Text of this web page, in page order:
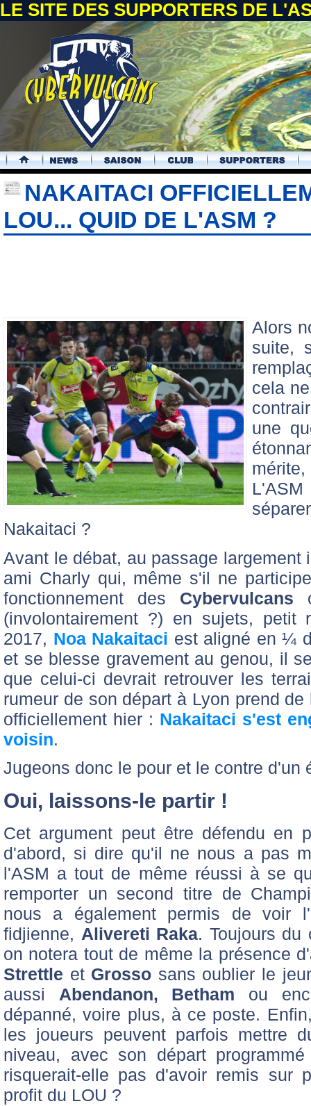
LE SITE DES SUPPORTERS DE
.
NAKAITACI
LOU... QUID DE L'ASM ?
Alors
suite,
cela
une
Nakaitaci ?
Avant le débat, au passage largement
ami Charly qui, même s'il ne
fonctionnement des Cybervulcans
(involontairement ?) en sujets,
2017, Noa Nakaitaci est aligné en ¼
et se blesse gravement au genou, il
que celui-ci devrait retrouver les
rumeur de son départ à Lyon prend
officiellement hier : Nakaitaci s'est
voisin.
Jugeons donc le pour et le contre d'un
Oui, laissons-le partir !
Cet argument peut être défendu en
d'abord, si dire qu'il ne nous a pas
l'ASM a tout de même réussi à se
remporter un second titre de
nous a également permis de voir
fidjienne, Alivereti Raka. Toujours du
on notera tout de même la présence
Strettle et Grosso sans oublier le
aussi Abendanon, Betham ou
dépanné, voire plus, à ce poste.
les joueurs peuvent parfois mettre
niveau, avec son départ
risquerait-elle pas d'avoir remis sur
profit du LOU ?